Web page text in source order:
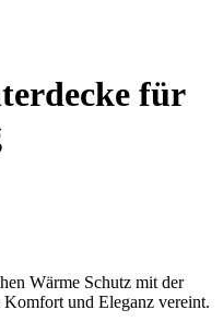
für
Wärme Schutz mit der
und Eleganz vereint.